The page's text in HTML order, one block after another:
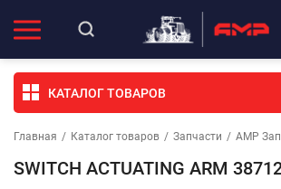
КАТАЛОГ ТОВАРОВ
Главная / Каталог товаров / Запчасти / АМР
SWITCH ACTUATING ARM